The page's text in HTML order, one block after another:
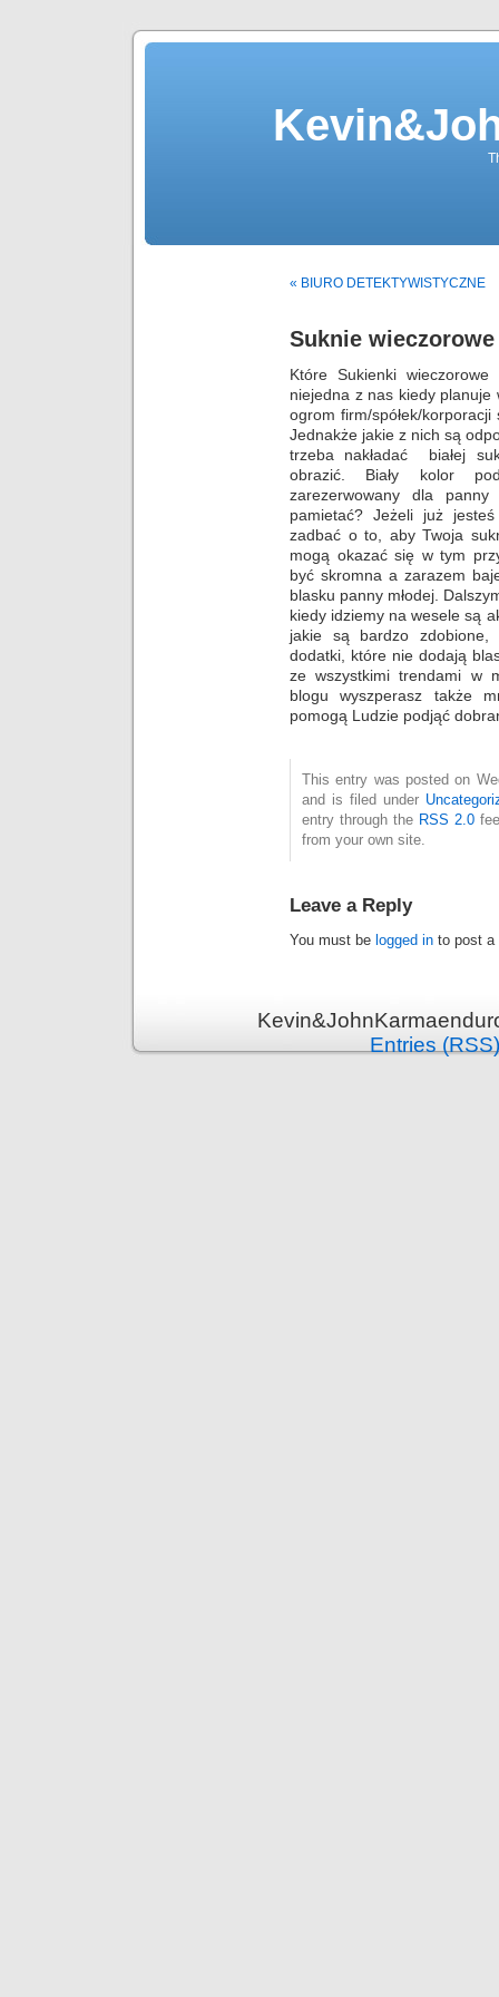
« BIURO DETEKTYWISTYCZNE
Suknie wieczorowe
Które Sukienki
niejedna z nas kiedy planuje
ogrom firm/spółek/
Jednakże jakie z nich są
trzeba nakładać białej
obrazić. Biały kolor
zarezerwowany dla
pamietać? Jeżeli już
zadbać o to, aby Twoja
mogą okazać się w tym
być skromna a zarazem
blasku panny młodej.
kiedy idziemy na wesele są
jakie są bardzo zdobione,
dodatki, które nie dodają
ze wszystkimi trendami w
blogu wyszperasz także
pomogą Ludzie podjąć
This entry was posted on
and is filed under
entry through the RSS 2.0
from your own site.
Leave a Reply
You must be logged in to post a
Entries (RSS)